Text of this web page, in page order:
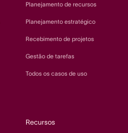
Planejamento de recursos
Planejamento estratégico
Recebimento de projetos
Gestão de tarefas
Todos os casos de uso
Recursos